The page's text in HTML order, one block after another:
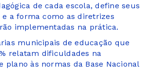
de cada escola, define seus
e a forma como as diretrizes
implementadas na prática.
municipais de educação que
relatam dificuldades na
plano às normas da Base Nacional